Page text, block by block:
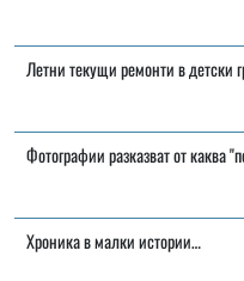
Летни текущи ремонти в детски
Фотографии разказват от каква
Хроника в малки истории…